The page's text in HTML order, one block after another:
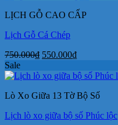
79.000₫.
LỊCH GỖ CAO CẤP
Lịch Gỗ Cá Chép
750.000₫ Giá
là:
550.000₫Giá
tại
550.000₫.
Sale
Lò Xo Giữa 13 Tờ Bộ Số
Lịch lò xo giữa bộ số Phúc lộc